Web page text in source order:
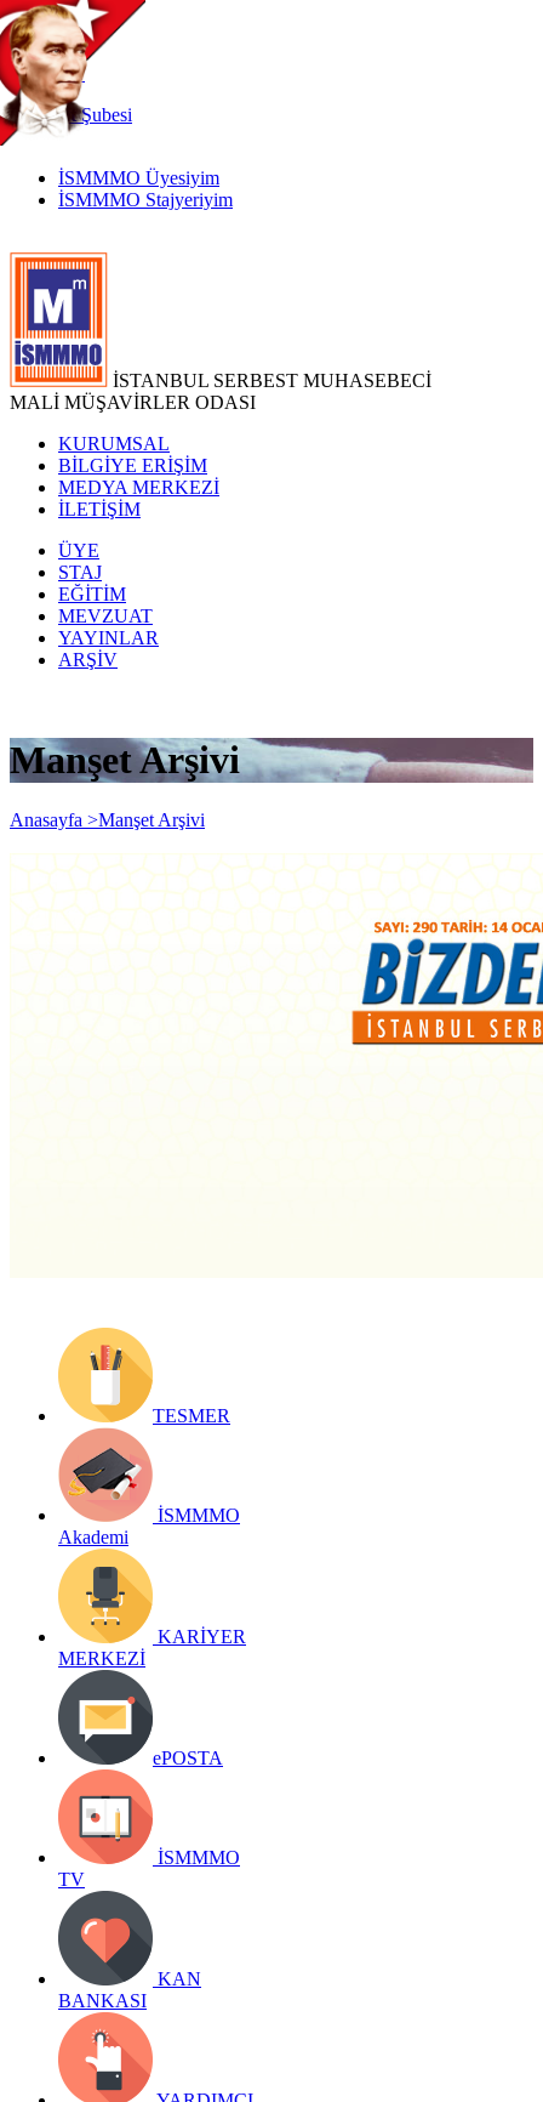
TR
|
EN
İnternetŞubesi
İSMMMO Üyesiyim
İSMMMO Stajyeriyim
İSTANBUL SERBEST MUHASEBECİ
MALİ MÜŞAVİRLER ODASI
KURUMSAL
BİLGİYE ERİŞİM
MEDYA MERKEZİ
İLETİŞİM
ÜYE
STAJ
EĞİTİM
MEVZUAT
YAYINLAR
ARŞİV
Manşet Arşivi
Anasayfa >Manşet Arşivi
TESMER
İSMMMO
Akademi
KARİYER
MERKEZİ
ePOSTA
İSMMMO
TV
KAN
BANKASI